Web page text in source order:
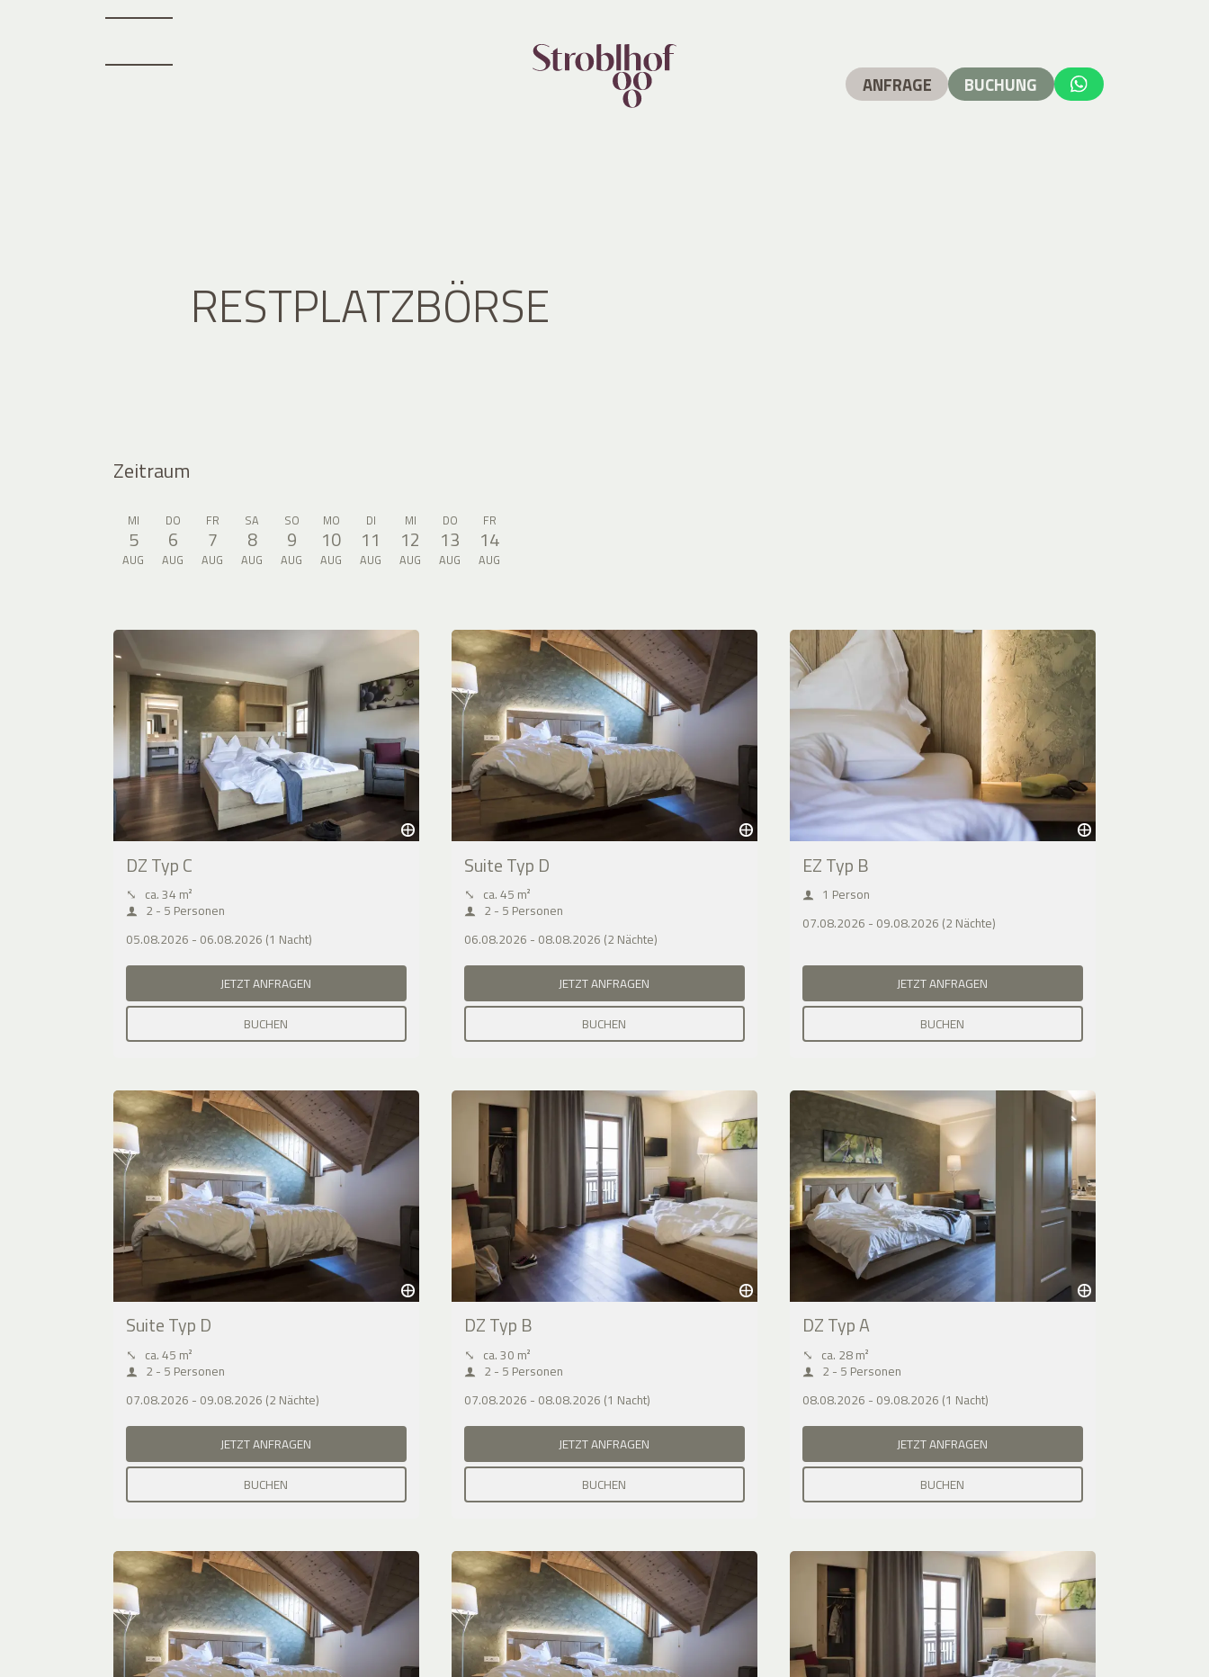
RESTPLATZBÖRSE
Zeitraum
MI
5
AUG
DO
6
AUG
FR
7
AUG
SA
8
AUG
SO
9
AUG
MO
10
AUG
DI
11
AUG
MI
12
AUG
DO
13
AUG
FR
14
AUG
DZ Typ C
⤡ ca. 34 m²
2 - 5 Personen
05.08.2026 - 06.08.2026 (1 Nacht)
JETZT ANFRAGEN
BUCHEN
Suite Typ D
⤡ ca. 45 m²
2 - 5 Personen
06.08.2026 - 08.08.2026 (2 Nächte)
JETZT ANFRAGEN
BUCHEN
EZ Typ B
1 Person
07.08.2026 - 09.08.2026 (2 Nächte)
JETZT ANFRAGEN
BUCHEN
Suite Typ D
⤡ ca. 45 m²
2 - 5 Personen
07.08.2026 - 09.08.2026 (2 Nächte)
JETZT ANFRAGEN
BUCHEN
DZ Typ B
⤡ ca. 30 m²
2 - 5 Personen
07.08.2026 - 08.08.2026 (1 Nacht)
JETZT ANFRAGEN
BUCHEN
DZ Typ A
⤡ ca. 28 m²
2 - 5 Personen
08.08.2026 - 09.08.2026 (1 Nacht)
JETZT ANFRAGEN
BUCHEN
ANFRAGE BUCHUNG